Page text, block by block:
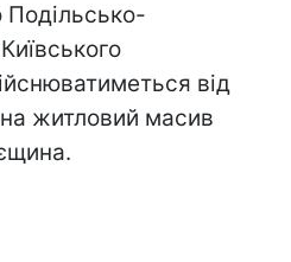
Подільсько-
Київського
від
житловий масив